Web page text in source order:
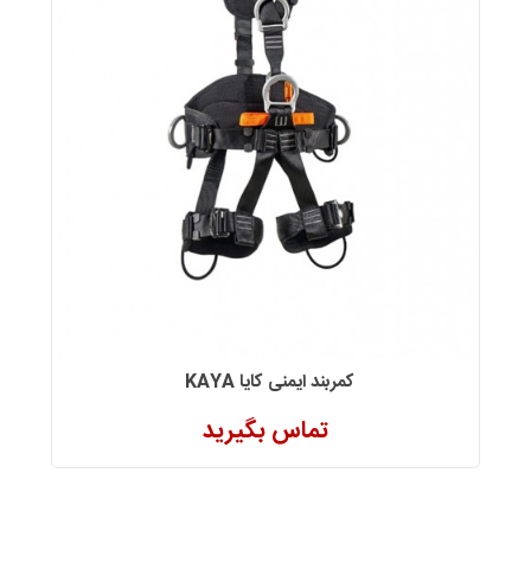
کمربند ایمنی کایا KAYA
تماس بگیرید